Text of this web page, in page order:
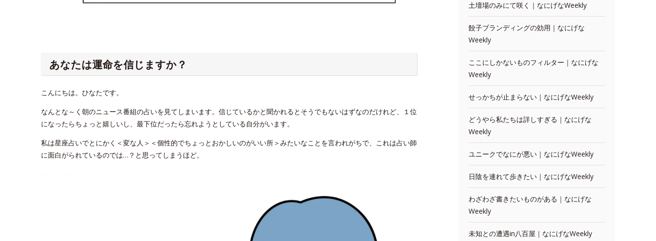
あなたは運命を信じますか？
こんにちは。ひなたです。
なんとな～く朝のニュース番組の占いを見てしまいます。信じているかと聞かれるとそうでもないはずなのだけれど、１位
になったらちょっと嬉しいし、最下位だったら忘れようとしている自分がいます。
私は星座占いでとにかく＜変な人＞＜個性的でちょっとおかしいのがいい所＞みたいなことを言われがちで、これは占い師
に面白がられているのでは…？と思ってしまうほど。
土壇場のみにて咲く｜なにげなWeekly
餃子ブランディングの効用｜なにげな
Weekly
ここにしかないものフィルター｜なにげな
Weekly
せっかちが止まらない｜なにげなWeekly
どうやら私たちは詳しすぎる｜なにげな
Weekly
ユニークでなにが悪い｜なにげなWeekly
日陰を連れて歩きたい｜なにげなWeekly
わざわざ書きたいものがある｜なにげな
Weekly
未知との遭遇in八百屋｜なにげなWeekly